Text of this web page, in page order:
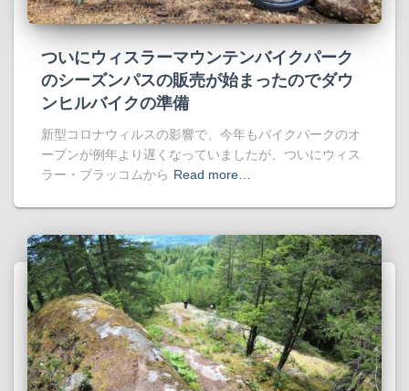
ついにウィスラーマウンテンバイクパーク
のシーズンパスの販売が始まったのでダウ
ンヒルバイクの準備
新型コロナウィルスの影響で、今年もバイクパークのオ
ープンが例年より遅くなっていましたが、ついにウィス
ラー・ブラッコムから Read more…